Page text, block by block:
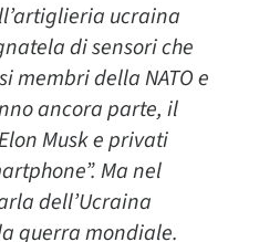
ucraina
di sensori che
membri della NATO e
ancora parte, il
Musk e privati
Ma nel
dell’Ucraina
guerra mondiale.